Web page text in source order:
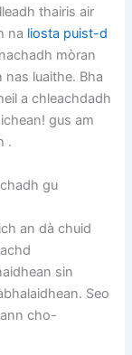
thairis air
na liosta puist-d
mòran
luaithe. Bha
a chleachdadh
gus am
.
gu
an dà chuid
sin
Seo
cho-